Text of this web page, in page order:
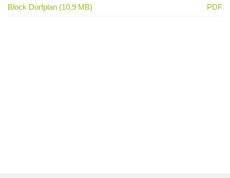
Block Dorfplan (10.9 MB) PDF